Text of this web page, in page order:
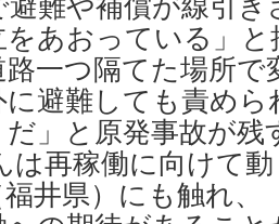
あおっている」
路一つ隔てた場所
避難しても責め
」と原発事故が残
は再稼働に向けて
福井県）にも触れ